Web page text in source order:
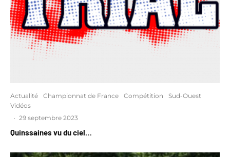
Actualité Championnat de France Compétition
Sud-Ouest
Vidéos
· 29 septembre 2023
Quinssaines vu du ciel…